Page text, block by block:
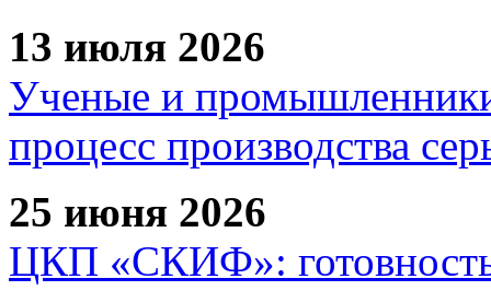
13 июля 2026
Ученые и
процесс производства
25 июня 2026
ЦКП «СКИФ»: готовность